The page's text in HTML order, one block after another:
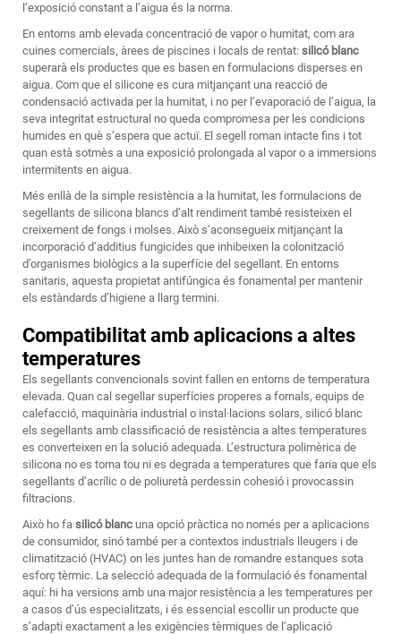
l’exposició constant a l’aigua és la norma.
En entorns amb elevada concentració de vapor o humitat, com ara
cuines comercials, àrees de piscines i locals de rentat: silicó blanc
superarà els productes que es basen en formulacions disperses en
aigua. Com que el silicone es cura mitjançant una reacció de
condensació activada per la humitat, i no per l’evaporació de l’aigua, la
seva integritat estructural no queda compromesa per les condicions
humides en què s’espera que actuï. El segell roman intacte fins i tot
quan està sotmès a una exposició prolongada al vapor o a immersions
intermitents en aigua.
Més enllà de la simple resistència a la humitat, les formulacions de
segellants de silicona blancs d’alt rendiment també resisteixen el
creixement de fongs i molses. Això s’aconsegueix mitjançant la
incorporació d’additius fungicides que inhibeixen la colonització
d’organismes biològics a la superfície del segellant. En entorns
sanitaris, aquesta propietat antifúngica és fonamental per mantenir
els estàndards d’higiene a llarg termini.
Compatibilitat amb aplicacions a altes
temperatures
Els segellants convencionals sovint fallen en entorns de temperatura
elevada. Quan cal segellar superfícies properes a fornals, equips de
calefacció, maquinària industrial o instal·lacions solars, silicó blanc
els segellants amb classificació de resistència a altes temperatures
es converteixen en la solució adequada. L’estructura polimèrica de
silicona no es torna tou ni es degrada a temperatures que faria que els
segellants d’acrílic o de poliuretà perdessin cohesió i provocassin
filtracions.
Això ho fa silicó blanc una opció pràctica no només per a aplicacions
de consumidor, sinó també per a contextos industrials lleugers i de
climatització (HVAC) on les juntes han de romandre estanques sota
esforç tèrmic. La selecció adequada de la formulació és fonamental
aquí: hi ha versions amb una major resistència a les temperatures per
a casos d’ús especialitzats, i és essencial escollir un producte que
s’adapti exactament a les exigències tèrmiques de l’aplicació